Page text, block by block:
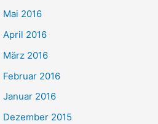
Mai 2016
April 2016
März 2016
Februar 2016
Januar 2016
Dezember 2015